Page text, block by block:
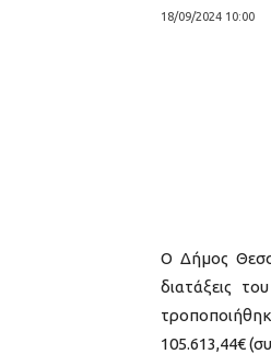
18/09/2024 10:00
Ο Δήμος
διατάξεις
105.613,44€